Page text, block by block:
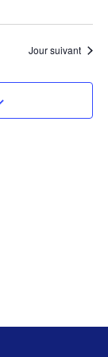
et
de
vues
Jour suivant